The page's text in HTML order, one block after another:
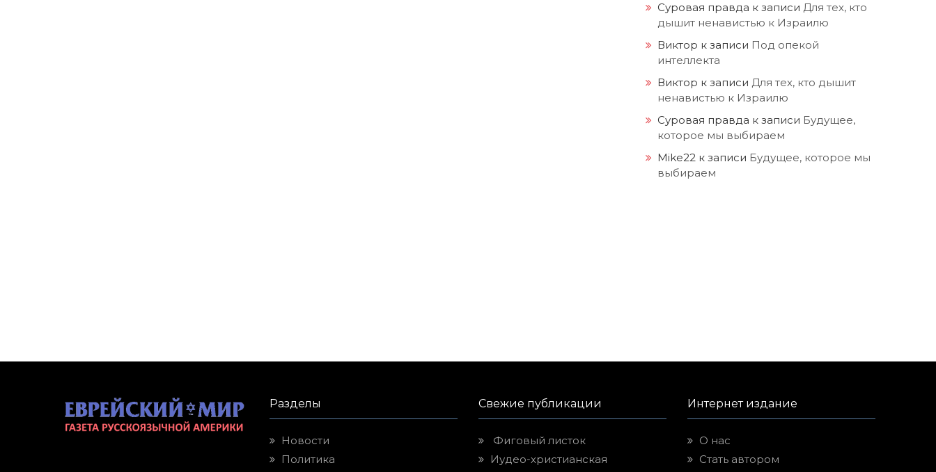
Суровая правда к записи Для тех, кто
дышит ненавистью к Израилю
Виктор к записи Под опекой
интеллекта
Виктор к записи Для тех, кто дышит
ненавистью к Израилю
Суровая правда к записи Будущее,
которое мы выбираем
Mike22 к записи Будущее, которое мы
выбираем
Разделы
Новости
Политика
Свежие публикации
Фиговый листок
Иудео-христианская
Интернет издание
О нас
Стать автором